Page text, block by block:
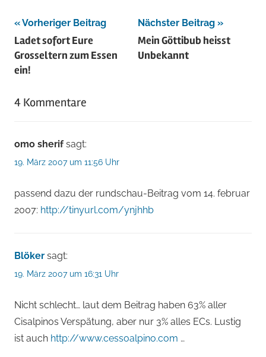
Beitragsnavigation
Vorheriger Beitrag
Ladet sofort Eure
Grosseltern zum Essen
ein!
Nächster Beitrag
Mein Göttibub heisst
Unbekannt
4 Kommentare
omo sherif sagt:
19. März 2007 um 11:56 Uhr
passend dazu der rundschau-Beitrag vom 14. februar
2007: http://tinyurl.com/ynjhhb
Blöker sagt:
19. März 2007 um 16:31 Uhr
Nicht schlecht… laut dem Beitrag haben 63% aller
Cisalpinos Verspätung, aber nur 3% alles ECs. Lustig
ist auch http://www.cessoalpino.com …